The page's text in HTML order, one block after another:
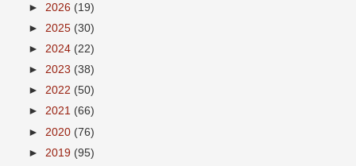
► 2026 (19)
► 2025 (30)
► 2024 (22)
► 2023 (38)
► 2022 (50)
► 2021 (66)
► 2020 (76)
► 2019 (95)